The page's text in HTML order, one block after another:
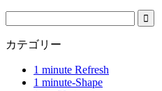
カテゴリー
1 minute Refresh
1 minute-Shape